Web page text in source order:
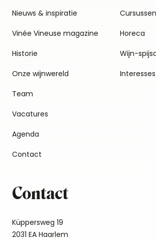
Nieuws & inspiratie
Vinée Vineuse magazine
Historie
Onze wijnwereld
Team
Vacatures
Agenda
Contact
Cursussen
Horeca
Wijn-
Interesses
Contact
Küppersweg 19
2031 EA Haarlem